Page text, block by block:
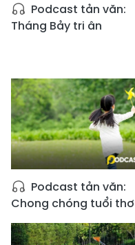
Podcast tản văn:
Tháng Bảy tri ân
Podcast tản văn:
Chong chóng tuổi thơ